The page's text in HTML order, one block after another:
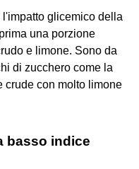
l'impatto glicemico della
una porzione
e limone. Sono da
di zucchero come la
crude con molto limone
basso indice